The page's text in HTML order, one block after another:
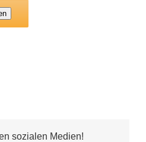
sozialen Medien!